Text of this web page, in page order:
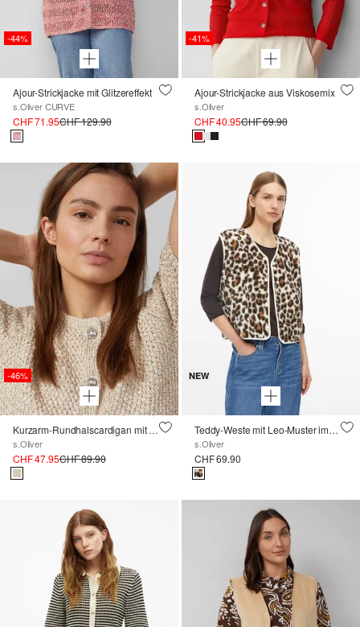
-44%
Ajour-Strickjacke mit Glitzereffekt
s.Oliver CURVE
CHF 71.95CHF 129.90
-41%
Ajour-Strickjacke aus Viskosemix
s.Oliver
CHF 40.95CHF 69.90
-46%
Kurzarm-Rundhalscardigan mit glänzenden Pailletten
s.Oliver
CHF 47.95CHF 89.90
NEW
Teddy-Weste mit Leo-Muster im Relaxed Fit
s.Oliver
CHF 69.90